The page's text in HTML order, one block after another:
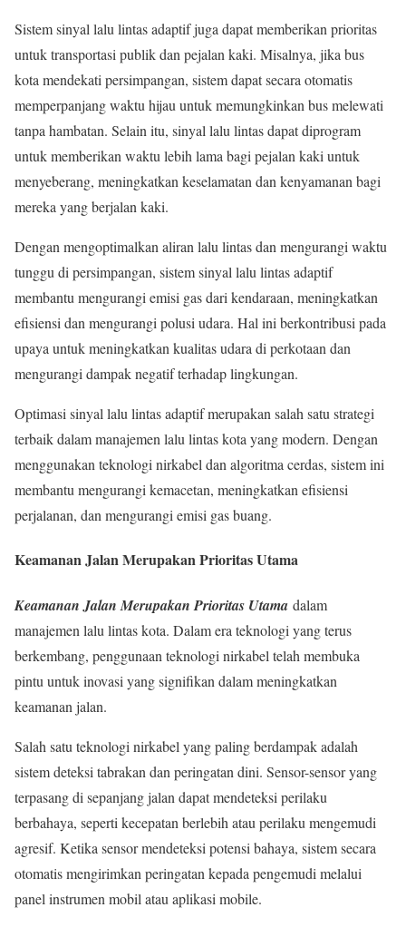
Sistem sinyal lalu lintas adaptif juga dapat memberikan prioritas
untuk transportasi publik dan pejalan kaki. Misalnya, jika bus
kota mendekati persimpangan, sistem dapat secara otomatis
memperpanjang waktu hijau untuk memungkinkan bus melewati
tanpa hambatan. Selain itu, sinyal lalu lintas dapat diprogram
untuk memberikan waktu lebih lama bagi pejalan kaki untuk
menyeberang, meningkatkan keselamatan dan kenyamanan bagi
mereka yang berjalan kaki.
Dengan mengoptimalkan aliran lalu lintas dan mengurangi waktu
tunggu di persimpangan, sistem sinyal lalu lintas adaptif
membantu mengurangi emisi gas dari kendaraan, meningkatkan
efisiensi dan mengurangi polusi udara. Hal ini berkontribusi pada
upaya untuk meningkatkan kualitas udara di perkotaan dan
mengurangi dampak negatif terhadap lingkungan.
Optimasi sinyal lalu lintas adaptif merupakan salah satu strategi
terbaik dalam manajemen lalu lintas kota yang modern. Dengan
menggunakan teknologi nirkabel dan algoritma cerdas, sistem ini
membantu mengurangi kemacetan, meningkatkan efisiensi
perjalanan, dan mengurangi emisi gas buang.
Keamanan Jalan Merupakan Prioritas Utama
Keamanan Jalan Merupakan Prioritas Utama dalam
manajemen lalu lintas kota. Dalam era teknologi yang terus
berkembang, penggunaan teknologi nirkabel telah membuka
pintu untuk inovasi yang signifikan dalam meningkatkan
keamanan jalan.
Salah satu teknologi nirkabel yang paling berdampak adalah
sistem deteksi tabrakan dan peringatan dini. Sensor-sensor yang
terpasang di sepanjang jalan dapat mendeteksi perilaku
berbahaya, seperti kecepatan berlebih atau perilaku mengemudi
agresif. Ketika sensor mendeteksi potensi bahaya, sistem secara
otomatis mengirimkan peringatan kepada pengemudi melalui
panel instrumen mobil atau aplikasi mobile.